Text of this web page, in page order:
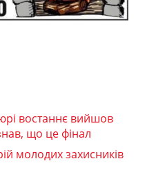
востаннє вийшов
що це фінал
молодих захисників